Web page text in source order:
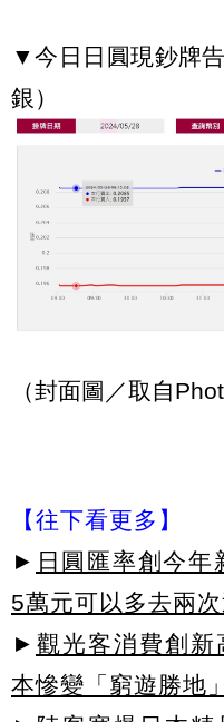
▼今日日圓現鈔牌
銀）
（封面圖／取自
【往下看更多】
► 日圓匯率創今
5萬元可以多去兩次
► 觀光客消費創新
本慘變「窮遊勝地」